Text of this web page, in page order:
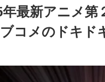
最新アニメ第
コメのドキド